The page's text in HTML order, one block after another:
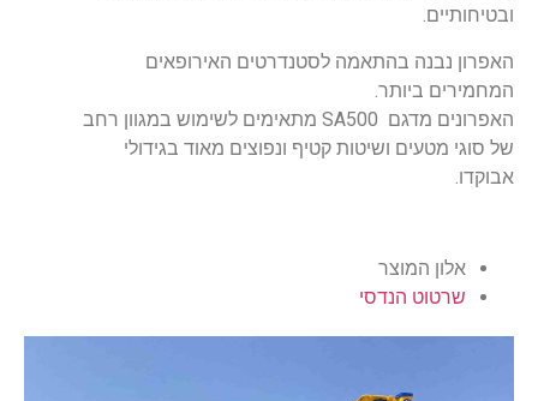
ובטיחותיים.
האפרון נבנה בהתאמה לסטנדרטים האירופאים
המחמירים ביותר.
האפרונים מדגם SA500 מתאימים לשימוש במגוון רחב
של סוגי מטעים ושיטות קטיף ונפוצים מאוד בגידולי
אבוקדו.
אלון המוצר
שרטוט הנדסי